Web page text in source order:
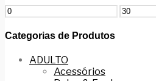
Categorias de Produtos
ADULTO
Acessórios